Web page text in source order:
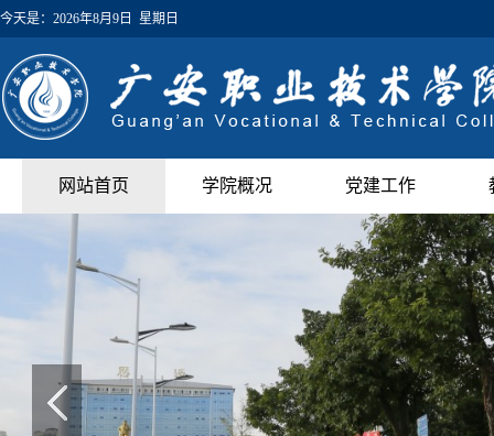
今天是： 2026年8月9日 星期日
网站首页 学院概况 党建工作